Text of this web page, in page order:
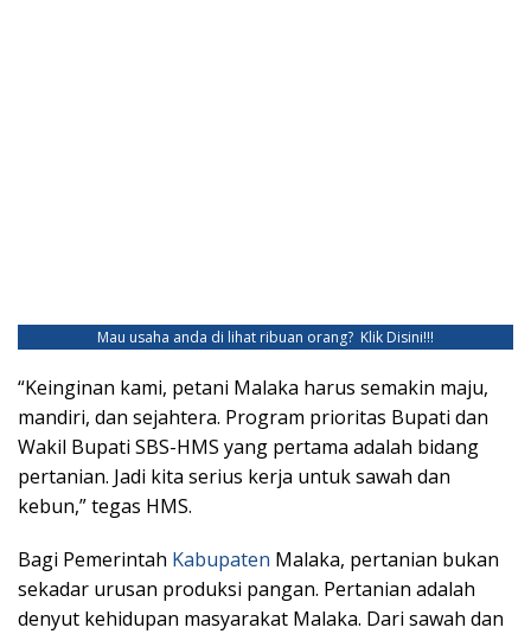
Mau usaha anda di lihat ribuan orang? Klik Disini!!!
“Keinginan kami, petani Malaka harus semakin maju,
mandiri, dan sejahtera. Program prioritas Bupati dan
Wakil Bupati SBS-HMS yang pertama adalah bidang
pertanian. Jadi kita serius kerja untuk sawah dan
kebun,” tegas HMS.
Bagi Pemerintah Kabupaten Malaka, pertanian bukan
sekadar urusan produksi pangan. Pertanian adalah
denyut kehidupan masyarakat Malaka. Dari sawah dan